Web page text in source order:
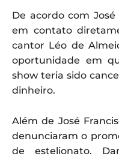
De acordo com
em contato
cantor Léo de
oportunidade em
show teria sido
dinheiro.
Além de José
denunciaram o
de estelionato.